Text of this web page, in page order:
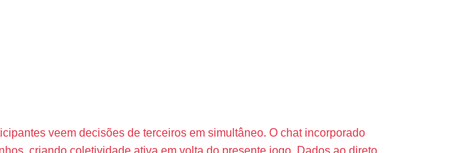
veem decisões de terceiros em simultâneo. O chat incorporado
criando coletividade ativa em volta do presente jogo. Dados ao direto